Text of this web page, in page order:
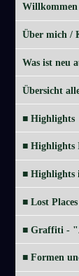
Willkommen
Über mich /
Was ist neu
Übersicht
■ Highlights
■ Highlights
■ Highlights
■ Lost Places
■ Graffiti -
■ Formen